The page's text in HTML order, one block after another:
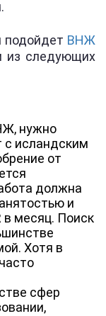
подойдет ВНЖ
из следующих
нужно
с исландским
от
должна
и
в месяц. Поиск
Хотя в
сфер